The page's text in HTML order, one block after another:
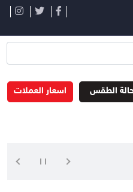
اسعار العملات الطقس